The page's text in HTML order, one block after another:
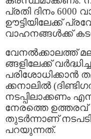
പ്രതി ദിനം
ഊട്ടിയിലേക്ക്
വാഹനങ്ങള്‍ക്ക്
വേനല്‍ക്കാലത്ത്
ങ്ങളിലേക്ക്
പരിശോധിക്കാന്‍
ക്കനാലില്‍
നടപ്പിലാക്കണം
നേരത്തെ ഉത്തരവ്
തുടര്‍ന്നാണ്
പറയുന്നത്.